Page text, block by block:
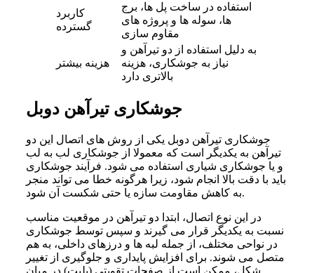
کاربرد
گسترده
استفاده در ساخت پل ها، برج‌
ها، سوله‌ ها و پروژه های
مقاوم‌ سازی
هزینه بیشتر
به دلیل استفاده از دو تیرآهن و
نیاز به جوشکاری، هزینه‌
بالاتری دارد
جوشکاری تیرآهن دوبل
جوشکاری تیرآهن دوبل یکی از روش‌ های اتصال این دو
تیرآهن به یکدیگر است که معمولا از جوشکاری لب به لب
و یا جوشکاری شیاری استفاده می شود. فرآیند جوشکاری
باید با دقت بالا انجام شود، زیرا هرگونه خطا می ‌تواند منجر
به کاهش مقاومت سازه یا حتی شکست آن شود.
در این نوع اتصال، ابتدا دو تیرآهن در موقعیت مناسب
نسبت به یکدیگر قرار می ‌گیرند و سپس توسط جوشکاری
در نواحی مختلف، از جمله لبه ها و درزهای داخلی، به هم
متصل می ‌شوند. برای افزایش پایداری و جلوگیری از تغییر